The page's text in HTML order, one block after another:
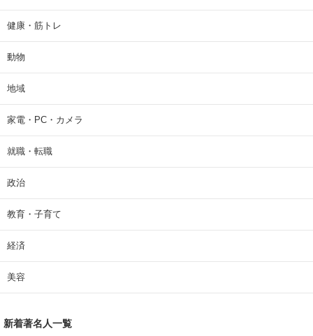
健康・筋トレ
動物
地域
家電・PC・カメラ
就職・転職
政治
教育・子育て
経済
美容
新着著名人一覧